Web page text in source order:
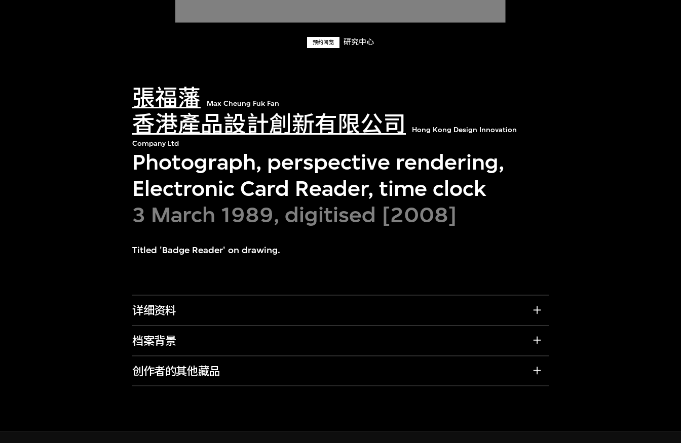
预约阅览 研究中心
張福藩 Max Cheung Fuk Fan
香港產品設計創新有限公司
Hong Kong Design Innovation
Company Ltd
Photograph, perspective rendering,
Electronic Card Reader, time clock
3 March 1989, digitised [2008]
Titled 'Badge Reader' on drawing.
详细资料
档案背景
创作者的其他藏品